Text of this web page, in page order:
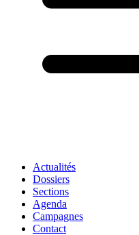
Actualités
Dossiers
Sections
Agenda
Campagnes
Contact